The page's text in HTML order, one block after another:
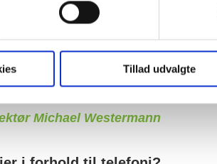
om din brug af vores website
Tillad udvalgte
i et center på Fyn, hvor et af
virker. Det er virkelig stærkt. For en
en af de stærkeste ting, de kan.”
hvor vi kan skifte mellem TDCs-
Michael Westermann